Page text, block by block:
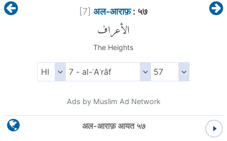
[7] अल-आराफ़: ५७
الأعراف
The Heights
Ads by Muslim Ad Network
अल-आराफ़ आयत ५७